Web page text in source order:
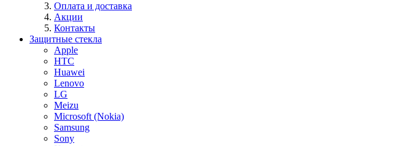
Оплата и доставка
Акции
Контакты
Защитные стекла
Apple
HTC
Huawei
Lenovo
LG
Meizu
Microsoft (Nokia)
Samsung
Sony